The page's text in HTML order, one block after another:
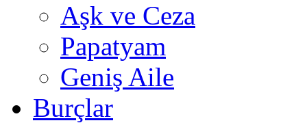
Aşk ve Ceza
Papatyam
Geniş Aile
Burçlar